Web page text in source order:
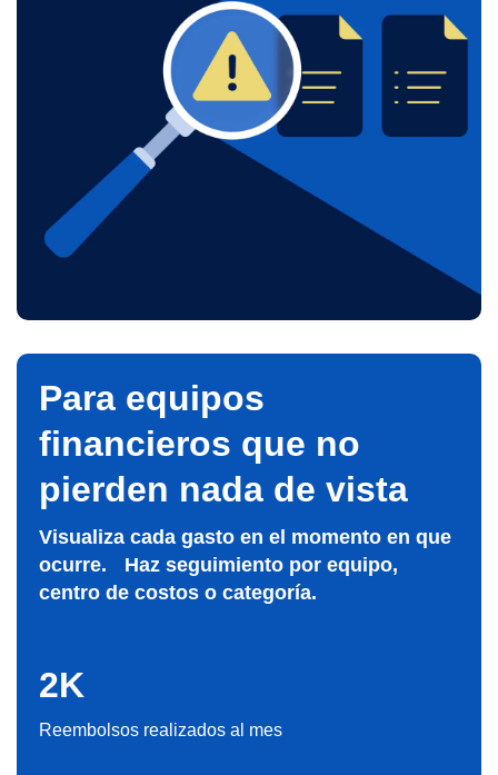
Para equipos
financieros que no
pierden nada de vista
Visualiza cada gasto en el momento en que
ocurre. Haz seguimiento por equipo,
centro de costos o categoría.
2K
Reembolsos realizados al mes